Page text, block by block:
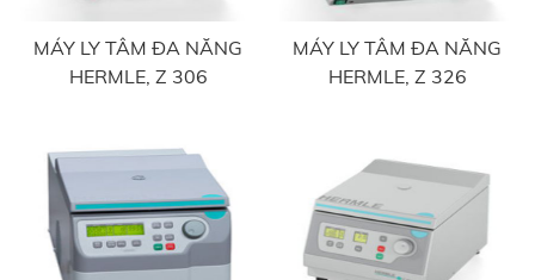
MÁY LY TÂM ĐA NĂNG
HERMLE, Z 306
MÁY LY TÂM ĐA NĂNG
HERMLE, Z 326